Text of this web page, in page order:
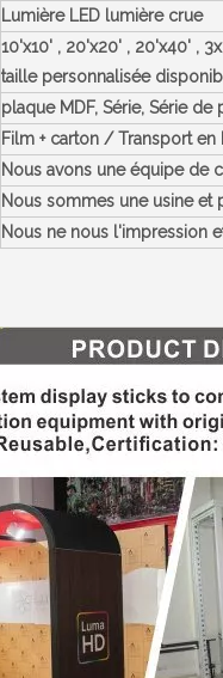
Lumière LED lumière crue
10'x10' , 20'x20' , 20'x40' ,
taille personnalisée
plaque MDF, Série, Série
Film + carton / Transport
Nous avons une équipe de
Nous sommes une usine et
Nous ne nous l'impression